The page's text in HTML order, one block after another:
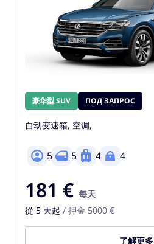
豪华型 SUV ПОД ЗАПРОС
自动变速箱, 空调,
5 5 4 4
181 € 每天
從 5 天起 / 押金 5000 €
了解更多